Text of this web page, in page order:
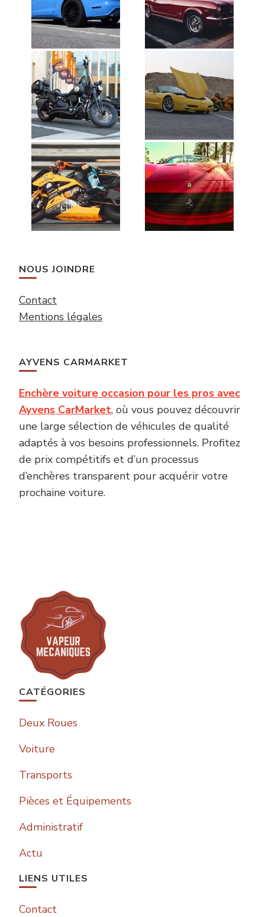
NOUS JOINDRE
Contact
Mentions légales
AYVENS CARMARKET
Enchère voiture occasion pour les pros avec
Ayvens CarMarket, où vous pouvez découvrir
une large sélection de véhicules de qualité
adaptés à vos besoins professionnels. Profitez
de prix compétitifs et d’un processus
d’enchères transparent pour acquérir votre
prochaine voiture.
CATÉGORIES
Deux Roues
Voiture
Transports
Pièces et Équipements
Administratif
Actu
LIENS UTILES
Contact